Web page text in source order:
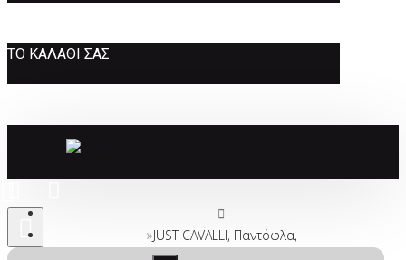
ΤΟ ΚΑΛΆΘΙ ΣΑΣ
JUST CAVALLI, Παντόφλα,